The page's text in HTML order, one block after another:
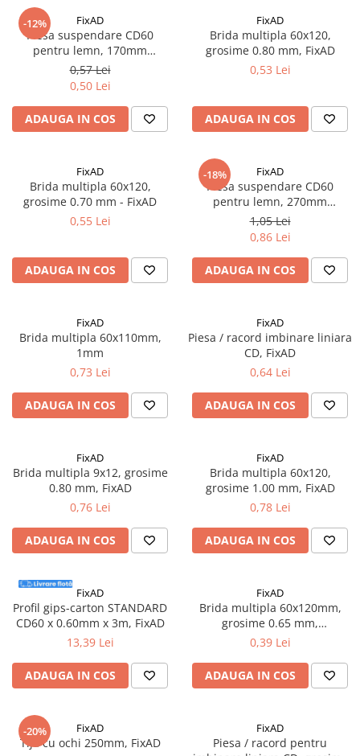
Ipsos
Mortare
Tencuieli decorative
Sape de egalizare, sape
industriale
Zidarie
Accesorii si consumabile
Accesorii pentru polizare, slefuire
si frezare
Organizatoare
Role abrazive
Unelte electrice speciale
Instrumente de masurat si trasat
Nivele
Rulete
Cuie
Cuie constructii
Profile trecere
Benzi adezive
Tencuieli decorative si vopsele
Vopsele speciale si spray vopsea
Chituri pentru rosturi
Unelte si accesorii pentru zidarie si
Unelte pentru gresie si faianta
Solutii curatare
-12% FixAD
Piesa suspendare CD60
pentru lemn, 170mm
lungime, FixAD
0,57 Lei
0,50 Lei
ADAUGA IN COS
FixAD
Brida multipla 60x120,
grosime 0.80 mm, FixAD
0,53 Lei
ADAUGA IN COS
FixAD
Brida multipla 60x120,
grosime 0.70 mm - FixAD
0,55 Lei
ADAUGA IN COS
-18% FixAD
Piesa suspendare CD60
pentru lemn, 270mm
lungime, FixAD
1,05 Lei
0,86 Lei
ADAUGA IN COS
FixAD
Brida multipla 60x110mm,
1mm
0,73 Lei
ADAUGA IN COS
FixAD
Piesa / racord imbinare liniara
CD, FixAD
0,64 Lei
ADAUGA IN COS
FixAD
Brida multipla 9x12, grosime
0.80 mm, FixAD
0,76 Lei
ADAUGA IN COS
FixAD
Brida multipla 60x120,
grosime 1.00 mm, FixAD
0,78 Lei
ADAUGA IN COS
FixAD
Profil gips-carton STANDARD
CD60 x 0.60mm x 3m, FixAD
13,39 Lei
ADAUGA IN COS
FixAD
Brida multipla 60x120mm,
grosime 0.65 mm,
100buc/cutie - FixAD
0,39 Lei
ADAUGA IN COS
-20% FixAD
Tija cu ochi 250mm, FixAD
FixAD
Piesa / racord pentru